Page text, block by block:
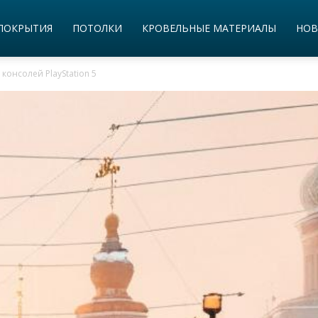
ПОТОЛКИ КРОВЕЛЬНЫЕ МАТЕРИАЛЫ
PlayStation 5